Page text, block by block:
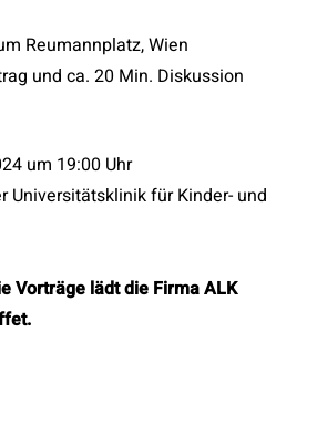
Reumannplatz, Wien
und ca. 20 Min. Diskussion
um 19:00 Uhr
Universitätsklinik für Kinder- und
Vorträge lädt die Firma ALK